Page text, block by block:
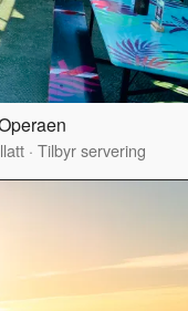
· Tilbyr servering